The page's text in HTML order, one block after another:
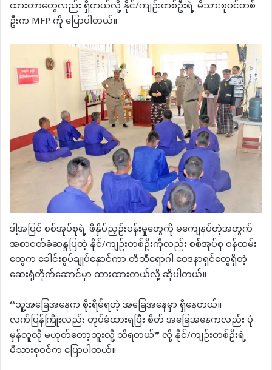
ထားတာတွေလည်း ရှိတယ်လို့ နိုင်/ကျဉ်းတစ်ဦးရဲ့ မိသားစုဝင်တစ်
ဦးက MFP ကို ပြောပါတယ်။
ဒါ့အပြင် စစ်အုပ်စုရဲ့ ဖိနှိပ်ညှဉ်းပန်းမှုတွေကို မကျေနပ်တဲ့အတွက်
အစာငတ်ခံဆန္ဒပြတဲ့ နိုင်/ကျဉ်းတစ်ဦးကိုလည်း စစ်အုပ်စု ဝန်ထမ်း
တွေက ခေါင်းစွပ်ချုပ်နှောင်ကာ တီဘီရောဂါ ဝေဒနာရှင်တွေရှိတဲ့
ဆေးရုံတိုက်ဆောင်မှာ ထားထားတယ်လို့ ဆိုပါတယ်။
“သူ့အခြေအနေက စိုးရိမ်ရတဲ့ အခြေအနေမှာ ရှိနေတယ်။
လက်ပြန်ကြိုးလည်း တုပ်ခံထားရပြီး စိတ် အခြေအနေကလည်း ပုံ
မှန်လူလို မဟုတ်တော့ဘူးလို့ သိရတယ်” လို့ နိုင်/ကျဉ်းတစ်ဦးရဲ့
မိသားစုဝင်က ပြောပါတယ်။